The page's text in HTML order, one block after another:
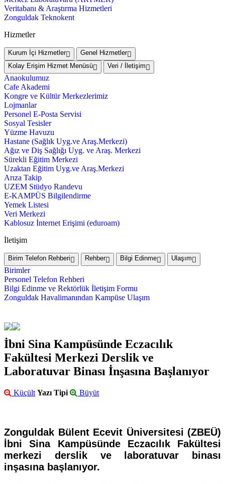
Veritabanı & Araştırma Hizmetleri
Zonguldak Teknokent
Hizmetler
Kurum İçi Hizmetler
Genel Hizmetler
Kolay Erişim Hizmet Menüsü
Veri / İletişim
Anaokulumuz
Cafe Akademi
Kongre ve Kültür Merkezlerimiz
Lojmanlar
Personel E-Posta Servisi
Sosyal Tesisler
Yüzme Havuzu
Hastane (Sağlık Uyg.ve Araş.Merkezi)
Ağız ve Diş Sağlığı Uyg. ve Araş. Merkezi
Sürekli Eğitim Merkezi
Uzaktan Eğitim Uyg.ve Araş.Merkezi
Arıza Takip
UZEM Stüdyo Randevu
E-KAMPÜS Bilgilendirme
Yemek Listesi
Veri Merkezi
Kablosuz İnternet Erişimi (eduroam)
İletişim
Birim Telefon Rehberi Rehber Bilgi Edinme Ulaşım
Birimler
Personel Telefon Rehberi
Bilgi Edinme ve Rektörlük İletişim Formu
Zonguldak Havalimanından Kampüse Ulaşım
İbni Sina Kampüsünde Eczacılık
Fakültesi Merkezi Derslik ve
Laboratuvar Binası İnşasına Başlanıyor
Küçült Yazı Tipi Büyüt
Zonguldak Bülent Ecevit Üniversitesi (ZBEÜ)
İbni Sina Kampüsünde Eczacılık Fakültesi
merkezi derslik ve laboratuvar binası
inşasına başlanıyor.